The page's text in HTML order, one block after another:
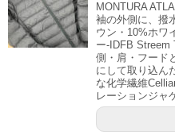
MONTURA
袖の外側に、撥
ウン・10%ホワ
ー-IDFB Streem
側・肩・フード
にして取り込ん
な化学繊維
レーションジャ